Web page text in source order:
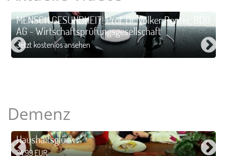
MENSCH GESUNDHEIT! Prof. Dr. Volker Penter, BDO
AG - Wirtschaftsprüfungsgesellschaft
Jetzt kostenlos ansehen
Demenz
Haushaltsglück
24,99 EUR